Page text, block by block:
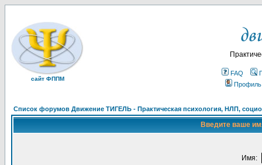
сайт ФППМ
FAQ
Профиль
Список форумов Движение ТИГЕЛЬ - Практическая психология, НЛП,
Введите ваше
Имя: